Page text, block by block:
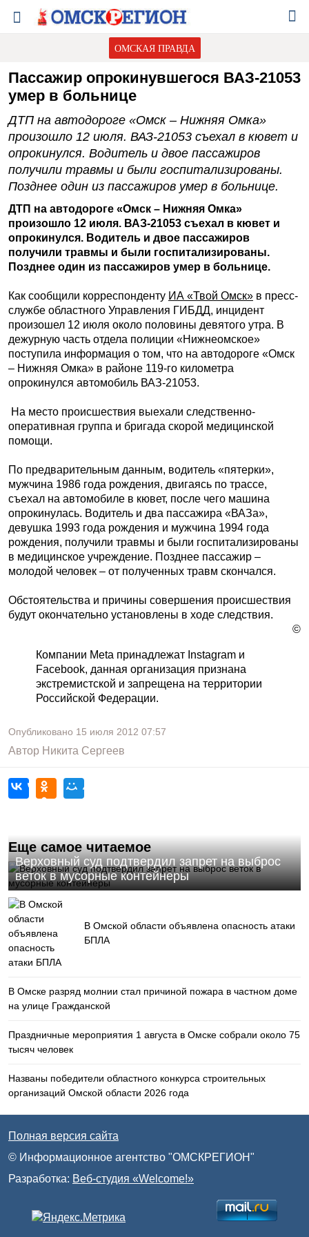
ОМСКАЯ ПРАВДА
Пассажир опрокинувшегося ВАЗ-21053
умер в больнице
ДТП на автодороге «Омск – Нижняя Омка»
произошло 12 июля. ВАЗ-21053 съехал в кювет и
опрокинулся. Водитель и двое пассажиров
получили травмы и были госпитализированы.
Позднее один из пассажиров умер в больнице.
ДТП на автодороге «Омск – Нижняя Омка»
произошло 12 июля. ВАЗ-21053 съехал в кювет и
опрокинулся. Водитель и двое пассажиров
получили травмы и были госпитализированы.
Позднее один из пассажиров умер в больнице.
Как сообщили корреспонденту ИА «Твой Омск» в пресс-
службе областного Управления ГИБДД, инцидент
произошел 12 июля около половины девятого утра. В
дежурную часть отдела полиции «Нижнеомское»
поступила информация о том, что на автодороге «Омск
– Нижняя Омка» в районе 119-го километра
опрокинулся автомобиль ВАЗ-21053.
На место происшествия выехали следственно-
оперативная группа и бригада скорой медицинской
помощи.
По предварительным данным, водитель «пятерки»,
мужчина 1986 года рождения, двигаясь по трассе,
съехал на автомобиле в кювет, после чего машина
опрокинулась. Водитель и два пассажира «ВАЗа»,
девушка 1993 года рождения и мужчина 1994 года
рождения, получили травмы и были госпитализированы
в медицинское учреждение. Позднее пассажир –
молодой человек – от полученных травм скончался.
Обстоятельства и причины совершения происшествия
будут окончательно установлены в ходе следствия.
©
Компании Meta принадлежат Instagram и
Facebook, данная организация признана
экстремистской и запрещена на территории
Российской Федерации.
Опубликовано 15 июля 2012 07:57
Автор Никита Сергеев
Еще самое читаемое
Верховный суд подтвердил запрет на выброс
веток в мусорные контейнеры
В Омской области объявлена опасность атаки
БПЛА
В Омске разряд молнии стал причиной пожара в частном доме
на улице Гражданской
Праздничные мероприятия 1 августа в Омске собрали около 75
тысяч человек
Названы победители областного конкурса строительных
организаций Омской области 2026 года
Полная версия сайта
© Информационное агентство "ОМСКРЕГИОН"
Разработка: Веб-студия «Welcome!»